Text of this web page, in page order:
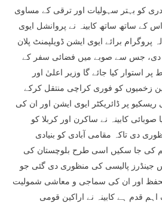
کو بہتر سہولیات اور ترقی کے مساوی
کے ساتھ ساتھ کابینہ نے پروانشل ایوی
پروگرام برائے ایوی ایشن ڈویلپمنٹ پلان
منظوری دی، جس سے صوبے میں فضائی سفر کے
استوار کیا جائے گا وزیر اعلیٰ اور
زخمیوں کو فوری کراچی منتقل کرکے
پر ڈائریکٹر ایوی ایشن اور ان کی
کابینہ نے ساکرن اور کربلا کو
دی تاکہ مقامی آبادی کو بنیادی
کی جا سکیں اسی طرح بلوچستان کی
جینڈرز پالیسی کی منظوری دی گئی جو
اور ان کی سماجی و معاشی شمولیت
اہم قدم ہے کابینہ نے اراکین قومی